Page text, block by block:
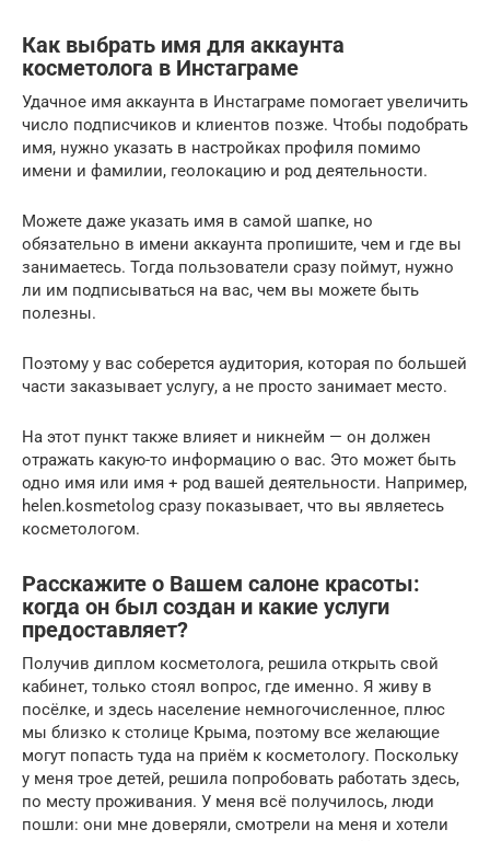
Как выбрать имя для аккаунта
косметолога в Инстаграме
Удачное имя аккаунта в Инстаграме помогает увеличить
число подписчиков и клиентов позже. Чтобы подобрать
имя, нужно указать в настройках профиля помимо
имени и фамилии, геолокацию и род деятельности.
Можете даже указать имя в самой шапке, но
обязательно в имени аккаунта пропишите, чем и где вы
занимаетесь. Тогда пользователи сразу поймут, нужно
ли им подписываться на вас, чем вы можете быть
полезны.
Поэтому у вас соберется аудитория, которая по большей
части заказывает услугу, а не просто занимает место.
На этот пункт также влияет и никнейм — он должен
отражать какую-то информацию о вас. Это может быть
одно имя или имя + род вашей деятельности. Например,
helen.kosmetolog сразу показывает, что вы являетесь
косметологом.
Расскажите о Вашем салоне красоты:
когда он был создан и какие услуги
предоставляет?
Получив диплом косметолога, решила открыть свой
кабинет, только стоял вопрос, где именно. Я живу в
посёлке, и здесь население немногочисленное, плюс
мы близко к столице Крыма, поэтому все желающие
могут попасть туда на приём к косметологу. Поскольку
у меня трое детей, решила попробовать работать здесь,
по месту проживания. У меня всё получилось, люди
пошли: они мне доверяли, смотрели на меня и хотели